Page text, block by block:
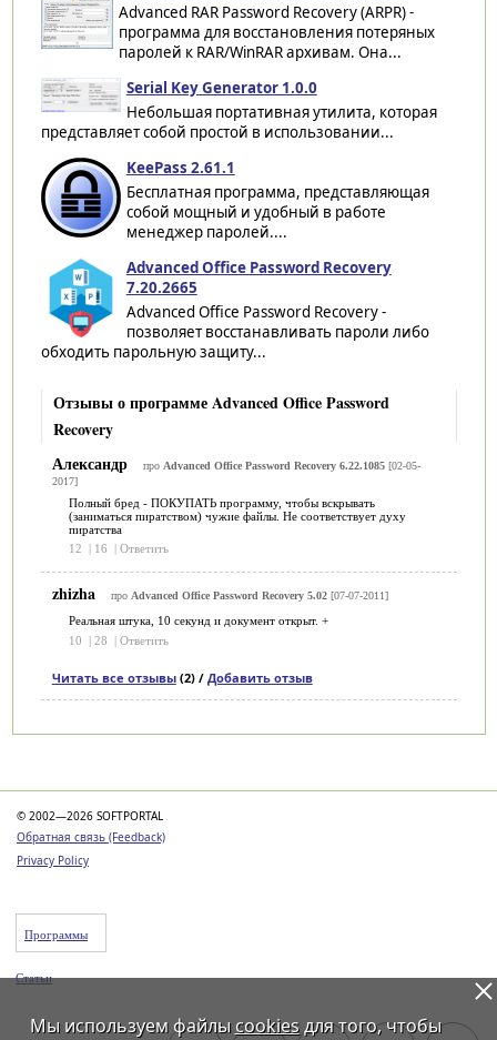
Advanced RAR Password Recovery (ARPR) -
программа для восстановления потеряных
паролей к RAR/WinRAR архивам. Она...
Serial Key Generator 1.0.0
Небольшая портативная утилита, которая
представляет собой простой в использовании...
KeePass 2.61.1
Бесплатная программа, представляющая
собой мощный и удобный в работе
менеджер паролей....
Advanced Office Password Recovery
7.20.2665
Advanced Office Password Recovery -
позволяет восстанавливать пароли либо
обходить парольную защиту...
Отзывы о программе Advanced Office Password
Recovery
Александр
про Advanced Office Password Recovery 6.22.1085[02-05-
2017]
Полный бред - ПОКУПАТЬ программу, чтобы вскрывать
(заниматься пиратством) чужие файлы. Не соответствует духу
пиратства
12
16 Ответить
zhizha про Advanced Office Password Recovery 5.02[07-07-2011]
Реальная штука, 10 секунд и документ открыт. +
10
| 28 | Ответить
Читать все отзывы(2) / Добавить отзыв
© 2002—2026 SOFTPORTAL
Обратная связь (Feedback)
Privacy Policy
Программы
Статьи
Мы используем файлы cookiesдля того, чтобы